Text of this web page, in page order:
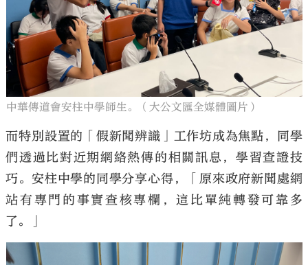
中華傳道會安柱中學師生。（大公文匯全媒體圖片）
而特別設置的「假新聞辨識」工作坊成為焦點，同學
們透過比對近期網絡熱傳的相關訊息，學習查證技
巧。安柱中學的同學分享心得，「原來政府新聞處網
站有專門的事實查核專欄，這比單純轉發可靠多
了。」